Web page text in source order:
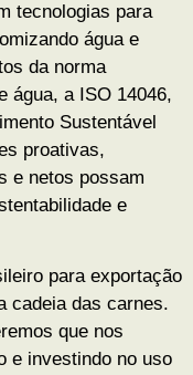
tecnologias para
água e
da norma
água, a ISO 14046,
Sustentável
proativas,
e netos possam
e
para exportação
cadeia das carnes.
que nos
e investindo no uso